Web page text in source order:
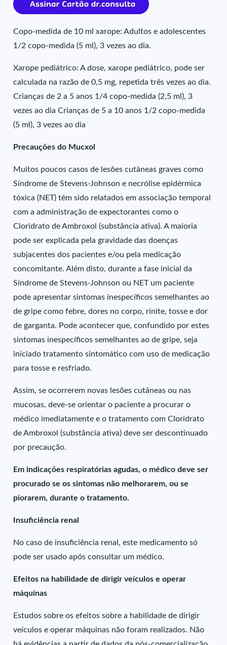
Copo-medida de 10 ml xarope: Adultos e adolescentes
1/2 copo-medida (5 ml), 3 vezes ao dia.
Xarope pediátrico: A dose, xarope pediátrico, pode ser
calculada na razão de 0,5 mg, repetida três vezes ao dia.
Crianças de 2 a 5 anos 1/4 copo-medida (2,5 ml), 3
vezes ao dia Crianças de 5 a 10 anos 1/2 copo-medida
(5 ml), 3 vezes ao dia
Precauções do Mucxol
Muitos poucos casos de lesões cutâneas graves como
Síndrome de Stevens-Johnson e necrólise epidérmica
tóxica (NET) têm sido relatados em associação temporal
com a administração de expectorantes como o
Cloridrato de Ambroxol (substância ativa). A maioria
pode ser explicada pela gravidade das doenças
subjacentes dos pacientes e/ou pela medicação
concomitante. Além disto, durante a fase inicial da
Síndrome de Stevens-Johnson ou NET um paciente
pode apresentar sintomas inespecíficos semelhantes ao
de gripe como febre, dores no corpo, rinite, tosse e dor
de garganta. Pode acontecer que, confundido por estes
sintomas inespecíficos semelhantes ao de gripe, seja
iniciado tratamento sintomático com uso de medicação
para tosse e resfriado.
Assim, se ocorrerem novas lesões cutâneas ou nas
mucosas, deve-se orientar o paciente a procurar o
médico imediatamente e o tratamento com Cloridrato
de Ambroxol (substância ativa) deve ser descontinuado
por precaução.
Em indicações respiratórias agudas, o médico deve ser
procurado se os sintomas não melhorarem, ou se
piorarem, durante o tratamento.
Insuficiência renal
No caso de insuficiência renal, este medicamento só
pode ser usado após consultar um médico.
Efeitos na habilidade de dirigir veículos e operar
máquinas
Estudos sobre os efeitos sobre a habilidade de dirigir
veículos e operar máquinas não foram realizados. Não